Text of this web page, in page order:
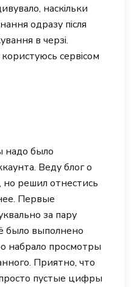
наскільки
одразу після
в черзі.
сервісом
надо было
Веду блог о
но решил отнестись
Первые
за пару
было выполнено
набрало просмотры
Приятно, что
пустые цифры